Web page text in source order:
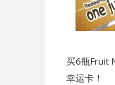
买6瓶Fruit
幸运卡！